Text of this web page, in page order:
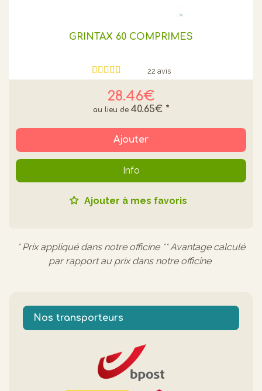
GRINTAX 60 COMPRIMES
22 avis
28.46€
40.65€ *
Ajouter
Info
Ajouter à mes favoris
* Prix appliqué dans notre officine ** Avantage calculé
par rapport au prix dans notre officine
Nos transporteurs